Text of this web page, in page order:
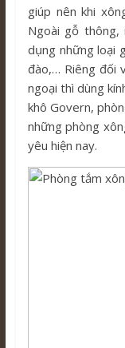
giúp nên khi
Ngoài gỗ
dụng những loại
đào,… Riêng đối
ngoại thì dùng
khô Govern,
những phòng
yêu hiện nay.